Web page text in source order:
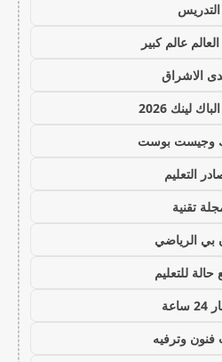
التدريس
عالم كبير
الاشراق
لينك 2026
وجيست بوست
التعليم
تقنية
بي الرياضي
حالة للتعليم
فنون وترفيه